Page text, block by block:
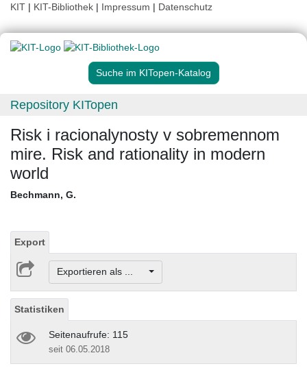
KIT | KIT-Bibliothek | Impressum | Datenschutz
Suche im KITopen-Katalog
Repository KITopen
Risk i racionalynosty v sobremennom
mire. Risk and rationality in modern
world
Bechmann, G.
Export
Exportieren als ...
Statistiken
Seitenaufrufe: 115
seit 06.05.2018